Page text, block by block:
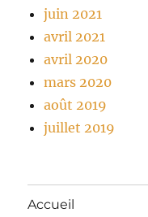
juin 2021
avril 2021
avril 2020
mars 2020
août 2019
juillet 2019
Accueil